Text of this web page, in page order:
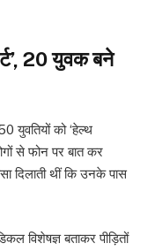
20 युवक बने
युवतियों को ‘हेल्थ
से फोन पर बात कर
दिलाती थीं कि उनके पास
विशेषज्ञ बताकर पीड़ितों